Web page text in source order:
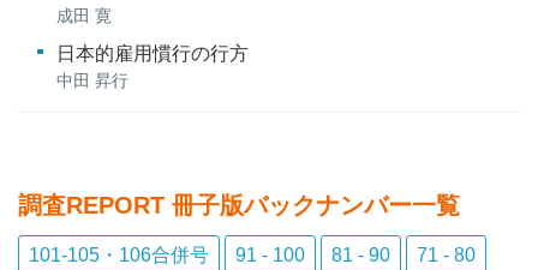
成田 寛
日本的雇用慣行の行方
中田 昇行
調査REPORT 冊子版バックナンバー一覧
101-105・106合併号 91 - 100 81 - 90 71 - 80